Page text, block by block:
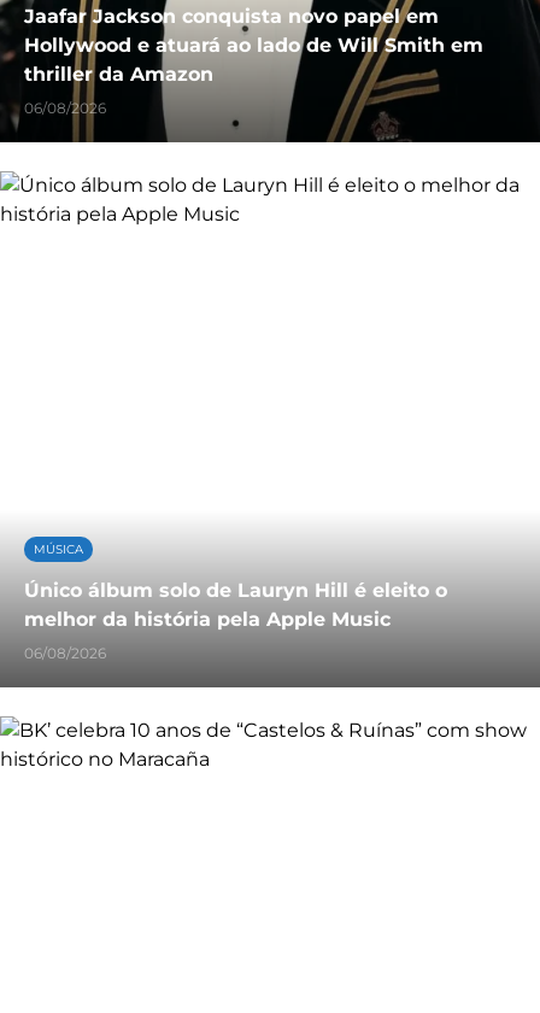
Jaafar Jackson conquista novo papel em
Hollywood e atuará ao lado de Will Smith em
thriller da Amazon
06/08/2026
MÚSICA
Único álbum solo de Lauryn Hill é eleito o
melhor da história pela Apple Music
06/08/2026